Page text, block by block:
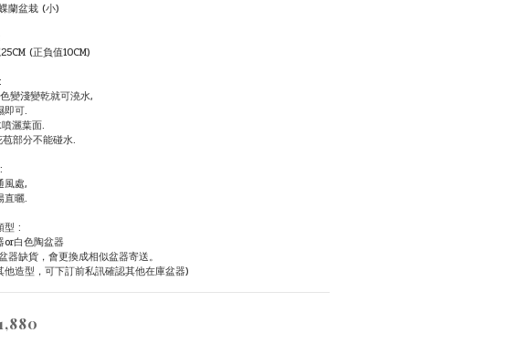
蘭盆栽 (小)
(正負值10CM)
變淺變乾就可澆水,
即可.
灑葉面.
部分不能碰水.
風處,
直曬.
型 :
or白色陶盆器
器缺貨，會更換成相似盆器寄送。
他造型，可下訂前私訊確認其他在庫盆器)